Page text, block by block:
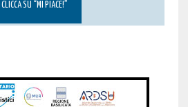
SU “MI PIACE!”